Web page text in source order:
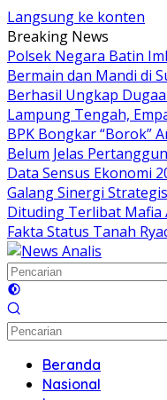
Langsung ke konten
Breaking News
Polsek Negara Batin
Bermain dan Mandi di
Berhasil Ungkap
Lampung Tengah,
BPK Bongkar “Borok”
Belum Jelas
Data Sensus Ekonomi
Galang Sinergi
Dituding Terlibat Mafia
Fakta Status Tanah
Beranda
Nasional